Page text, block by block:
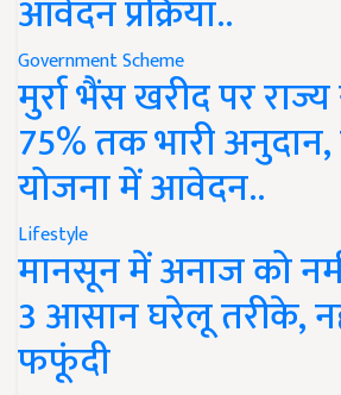
आवेदन प्रक्रिया..
Government Scheme
मुर्रा भैंस खरीद पर
75% तक भारी
योजना में आवेदन..
Lifestyle
मानसून में अनाज को
3 आसान घरेलू तरीके,
फफूंदी